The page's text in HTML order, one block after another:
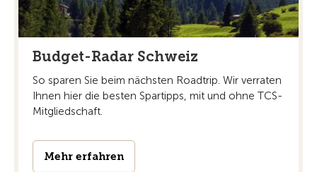
Budget-Radar Schweiz
So sparen Sie beim nächsten Roadtrip. Wir verraten
Ihnen hier die besten Spartipps, mit und ohne TCS-
Mitgliedschaft.
Mehr erfahren